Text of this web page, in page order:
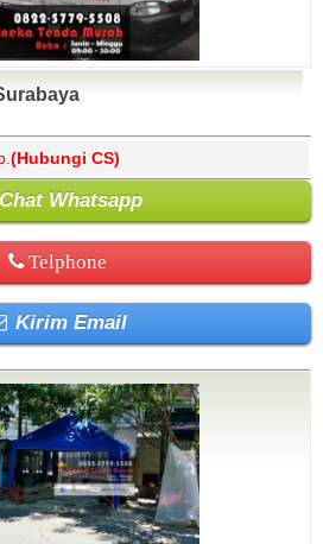
(Hubungi CS)
Chat Whatsapp
Telphone
Kirim Email